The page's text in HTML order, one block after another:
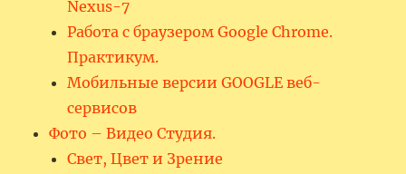
Nexus-7
Работа с браузером Google Chrome.
Практикум.
Мобильные версии GOOGLE веб-
сервисов
Фото – Видео Студия.
Свет, Цвет и Зрение